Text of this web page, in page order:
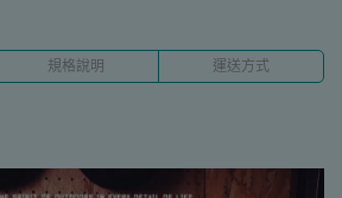
規格說明 運送方式